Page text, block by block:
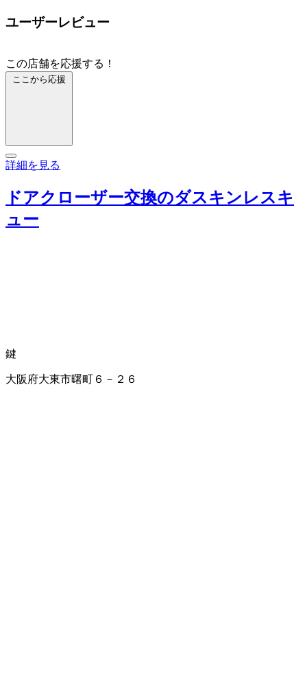
ユーザーレビュー
この店舗を応援する！
ここから応援
詳細を見る
ドアクローザー交換のダスキンレスキ
ュー
鍵
大阪府大東市曙町６－２６